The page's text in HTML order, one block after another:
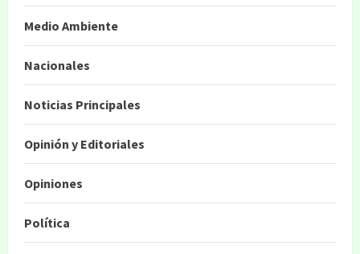
Medio Ambiente
Nacionales
Noticias Principales
Opinión y Editoriales
Opiniones
Política